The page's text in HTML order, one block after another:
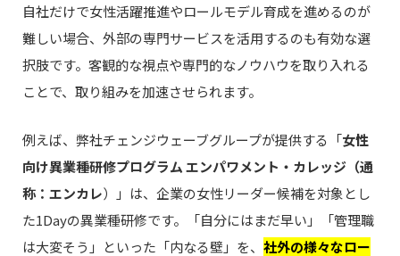
自社だけで女性活躍推進やロールモデル育成を進めるのが
難しい場合、外部の専門サービスを活用するのも有効な選
択肢です。客観的な視点や専門的なノウハウを取り入れる
ことで、取り組みを加速させられます。
例えば、弊社チェンジウェーブグループが提供する「女性
向け異業種研修プログラム エンパワメント・カレッジ（通
称：エンカレ）」は、企業の女性リーダー候補を対象とし
た1Dayの異業種研修です。「自分にはまだ早い」「管理職
は大変そう」といった「内なる壁」を、 社外の様々なロー